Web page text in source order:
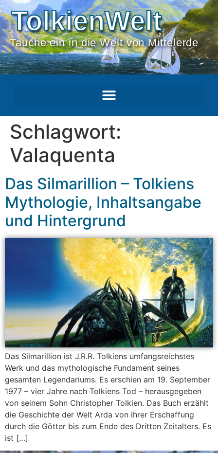
TolkienWelt
Tauche ein in die Welt von Mittelerde
Schlagwort:
Valaquenta
Das Silmarillion – Tolkiens
Mythologie, Inhaltsangabe
und Hintergrund
Das Silmarillion ist J.R.R. Tolkiens umfangsreichstes
Werk und das mythologische Fundament seines
gesamten Legendariums. Es erschien am 19. September
1977 – vier Jahre nach Tolkiens Tod – herausgegeben
von seinem Sohn Christopher Tolkien. Das Buch erzählt
die Geschichte der Welt Arda von ihrer Erschaffung
durch die Götter bis zum Ende des Dritten Zeitalters. Es
ist […]